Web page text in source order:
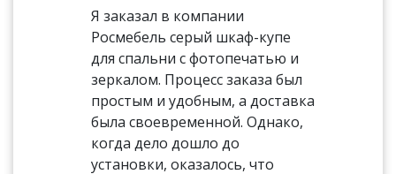
Я заказал в компании
Росмебель серый шкаф-купе
для спальни с фотопечатью и
зеркалом. Процесс заказа был
простым и удобным, а доставка
была своевременной. Однако,
когда дело дошло до
установки, оказалось, что